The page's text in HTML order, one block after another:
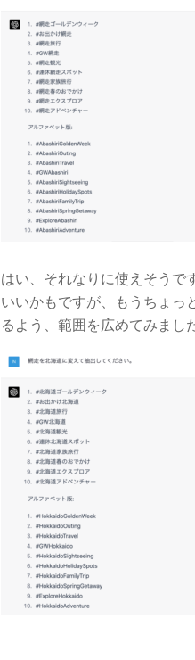
はい、それなりに使えそうで
いいかもですが、もうちょっ
るよう、範囲を広めてみました